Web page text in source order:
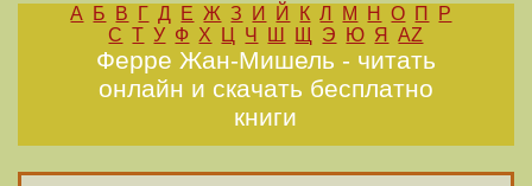
А Б В Г Д Е Ж З И Й К Л М Н О П
Р
С Т У Ф Х Ц Ч Ш Щ Э Ю Я AZ
Ферре Жан-Мишель - читать
онлайн и скачать бесплатно
книги